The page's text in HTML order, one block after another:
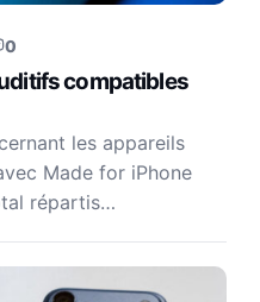
0
compatibles
les appareils
Made for iPhone
répartis…